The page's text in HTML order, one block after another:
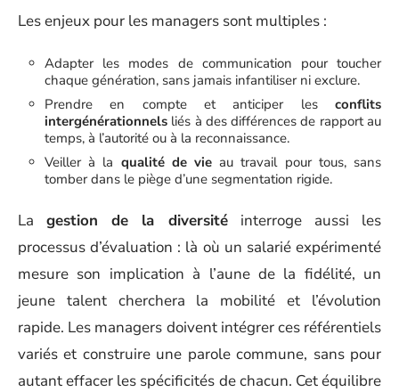
Les enjeux pour les managers sont multiples :
Adapter les modes de communication pour toucher
chaque génération, sans jamais infantiliser ni exclure.
Prendre en compte et anticiper les conflits
intergénérationnels liés à des différences de rapport au
temps, à l’autorité ou à la reconnaissance.
Veiller à la qualité de vie au travail pour tous, sans
tomber dans le piège d’une segmentation rigide.
Lagestion de la diversitéinterroge aussi les
processus d’évaluation : là où un salarié expérimenté
mesure son implication à l’aune de la fidélité, un
jeune talent cherchera la mobilité et l’évolution
rapide. Les managers doivent intégrer ces référentiels
variés et construire une parole commune, sans pour
autant effacer les spécificités de chacun. Cet équilibre